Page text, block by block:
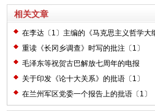
相关文章
在李达〔1〕主编的《马克思主义哲学大
〔2〕
重读《长冈乡调查》时写的批注〔1〕
毛泽东等祝贺古巴解放七周年的电报
关于印发《论十大关系》的批语〔1〕
在兰州军区党委一个报告上的批语〔1〕